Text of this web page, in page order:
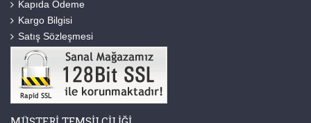
Kapıda Ödeme
Kargo Bilgisi
Satış Sözleşmesi